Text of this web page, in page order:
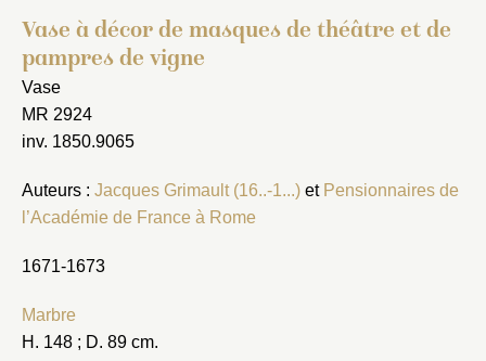
Vase à décor de masques de théâtre et de
pampres de vigne
Vase
MR 2924
inv. 1850.9065
Auteurs : Jacques Grimault (16..-1...) et Pensionnaires de
l’Académie de France à Rome
1671-1673
Marbre
H. 148 ; D. 89 cm.